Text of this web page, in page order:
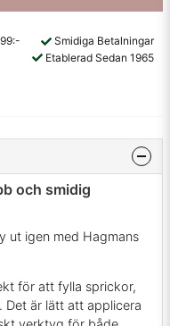
Smidiga Betalningar
Etablerad Sedan 1965
och smidig
ut igen med Hagmans
för att fylla sprickor,
Det är lätt att applicera